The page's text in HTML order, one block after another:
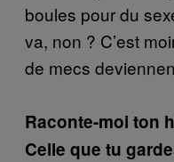
boules pour du
va, non ? C’est
de mecs
Raconte-moi ton
Celle que tu